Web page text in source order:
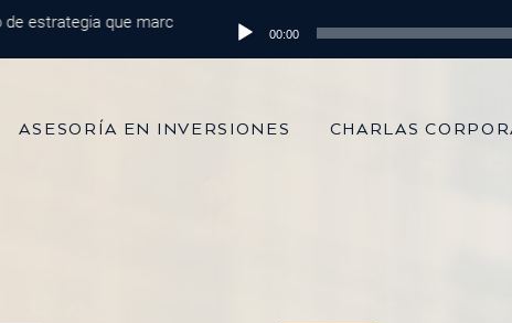
que marca la diferencia Episodio 215: De 100 mil dólares
Reproductor
00:00
ASESORÍA EN INVERSIONES CHARLAS